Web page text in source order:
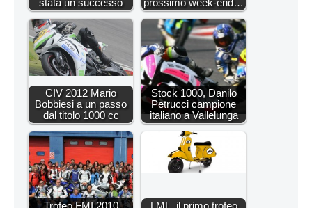
stata un successo
prossimo week-end…
CIV 2012 Mario
Bobbiesi a un passo
dal titolo 1000 cc
Stock 1000, Danilo
Petrucci campione
italiano a Vallelunga
Trofeo FMI 2010
LML, il primo trofeo